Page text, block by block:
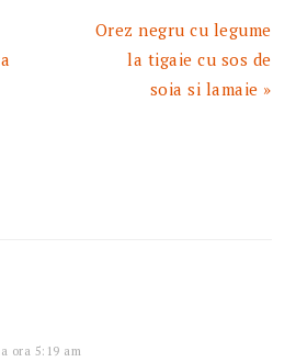
Articolul
urmator:
Orez negru cu legume
la tigaie cu sos de
soia si lamaie »
ora 5:19 am